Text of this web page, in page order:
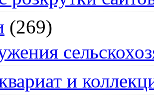
(269)
и